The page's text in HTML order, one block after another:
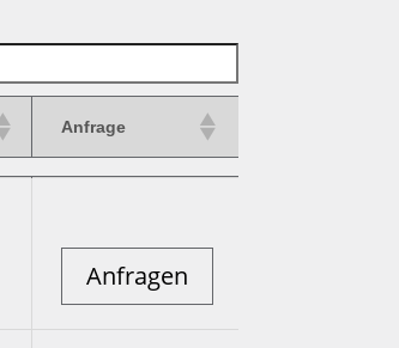
Anfrage
Anfragen